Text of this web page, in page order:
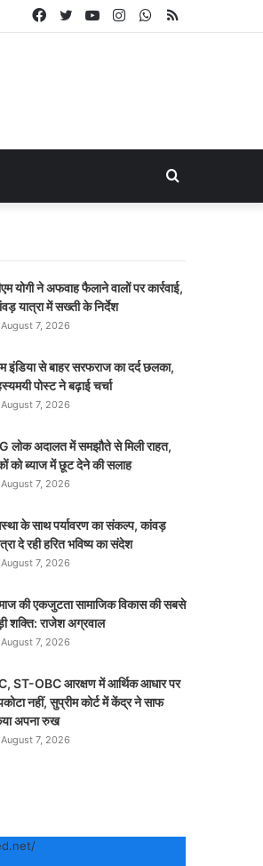
RSS
WhatsApp
Instagram
YouTube
Twitter
Facebook
Search
योगी ने अफवाह फैलाने वालों पर कार्रवाई,
यात्रा में सख्ती के निर्देश
August 7, 2026
इंडिया से बाहर सरफराज का दर्द छलका,
पोस्ट ने बढ़ाई चर्चा
August 7, 2026
लोक अदालत में समझौते से मिली राहत,
को ब्याज में छूट देने की सलाह
August 7, 2026
के साथ पर्यावरण का संकल्प, कांवड़
दे रही हरित भविष्य का संदेश
August 7, 2026
की एकजुटता सामाजिक विकास की सबसे
शक्ति: राजेश अग्रवाल
August 7, 2026
ST-OBC आरक्षण में आर्थिक आधार पर
नहीं, सुप्रीम कोर्ट में केंद्र ने साफ
अपना रुख
August 7, 2026